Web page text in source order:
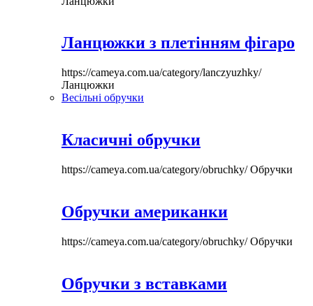
Ланцюжки з плетінням фігаро
https://cameya.com.ua/category/lanczyuzhky/
Ланцюжки
Весільні обручки
Класичні обручки
https://cameya.com.ua/category/obruchky/Обручки
Обручки американки
https://cameya.com.ua/category/obruchky/Обручки
Обручки з вставками